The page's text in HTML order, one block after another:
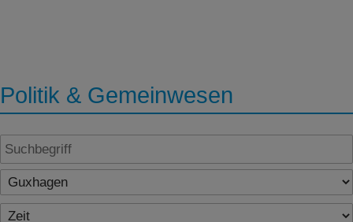
Politik & Gemeinwesen